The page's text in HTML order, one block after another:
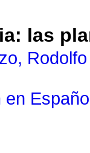
las
Rodolfo
en